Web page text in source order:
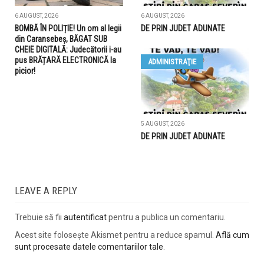
6 AUGUST, 2026
BOMBĂ ÎN POLIȚIE! Un om al legii
din Caransebeș, BĂGAT SUB
CHEIE DIGITALĂ: Judecătorii i-au
pus BRĂȚARĂ ELECTRONICĂ la
picior!
6 AUGUST, 2026
DE PRIN JUDET ADUNATE
ADMINISTRAŢIE
5 AUGUST, 2026
DE PRIN JUDET ADUNATE
LEAVE A REPLY
Trebuie să fii autentificatpentru a publica un comentariu.
Acest site folosește Akismet pentru a reduce spamul. Află cum
sunt procesate datele comentariilor tale